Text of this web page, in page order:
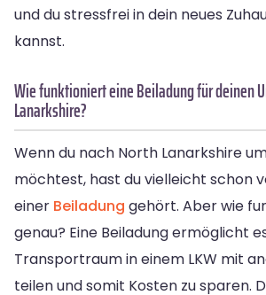
und du stressfrei in dein neues
kannst.
Wie funktioniert eine Beiladung für deinen
Lanarkshire?
Wenn du nach North Lanarkshire
möchtest, hast du vielleicht schon
einer Beiladung gehört. Aber wie
genau? Eine Beiladung ermöglicht
Transportraum in einem LKW mit
teilen und somit Kosten zu sparen.